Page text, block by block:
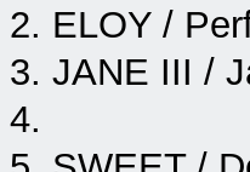
2. ELOY /
3. JANE III /
4.